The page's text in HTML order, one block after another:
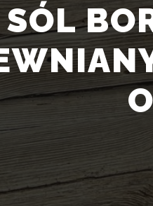
SÓL